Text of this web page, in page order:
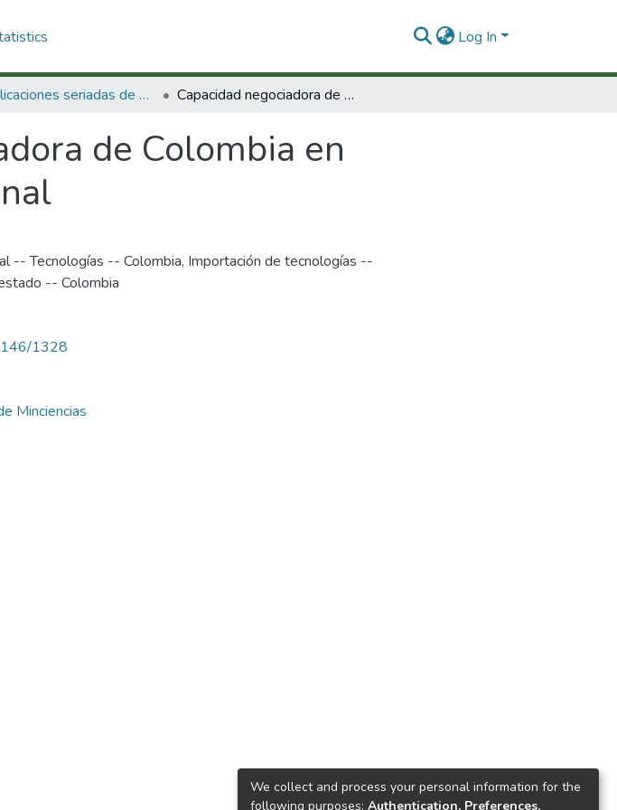
Log In
Publicaciones seriadas de Minciencias Capacidad negociadora de Colombia en cooperación técnica internacional
de Colombia en
-- Tecnologías -- Colombia, Importación de tecnologías --
-- Colombia
1328
Minciencias
We collect and process your personal information for the
following purposes: Authentication, Preferences,